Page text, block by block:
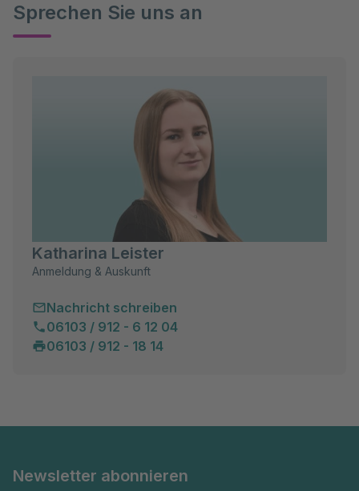
Sprechen Sie uns an
Katharina Leister
Anmeldung & Auskunft
Nachricht schreiben
06103 / 912 - 6 12 04
06103 / 912 - 18 14
Newsletter abonnieren